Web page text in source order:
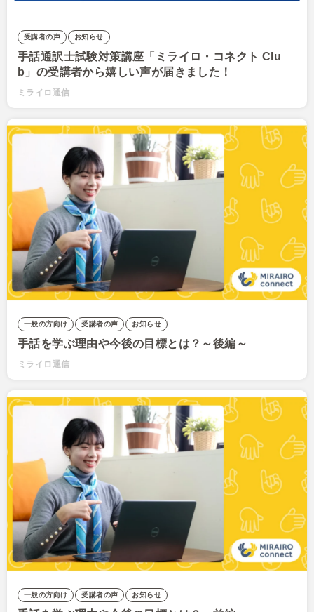
受講者の声 お知らせ
手話通訳士試験対策講座「ミライロ・コネクト Clu
b」の受講者から嬉しい声が届きました！
ミライロ通信
一般の方向け 受講者の声 お知らせ
手話を学ぶ理由や今後の目標とは？～後編～
ミライロ通信
一般の方向け 受講者の声 お知らせ